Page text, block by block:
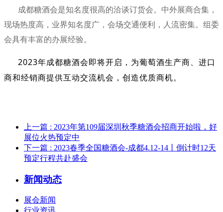
成都糖酒会是知名度很高的洽谈订货会。中外展商合集，
现场热度高，业界知名度广，会场交通便利，人流密集。组委
会具有丰富的办展经验。
2023年成都糖酒会即将开启，为葡萄酒生产商、进口
商和经销商提供互动交流机会，创造优质商机。
上一篇 : 2023年第109届深圳秋季糖酒会招商开始啦，好
展位火热预定中
下一篇 : 2023春季全国糖酒会-成都4.12-14丨倒计时12天
预定行程共赴盛会
新闻动态
展会新闻